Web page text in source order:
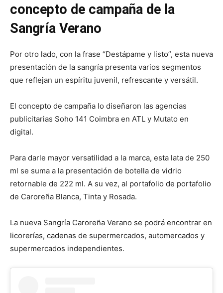
concepto de campaña de la
Sangría Verano
Por otro lado, con la frase “Destápame y listo”, esta nueva
presentación de la sangría presenta varios segmentos
que reflejan un espíritu juvenil, refrescante y versátil.
El concepto de campaña lo diseñaron las agencias
publicitarias Soho 141 Coimbra en ATL y Mutato en
digital.
Para darle mayor versatilidad a la marca, esta lata de 250
ml se suma a la presentación de botella de vidrio
retornable de 222 ml. A su vez, al portafolio de portafolio
de Caroreña Blanca, Tinta y Rosada.
La nueva Sangría Caroreña Verano se podrá encontrar en
licorerías, cadenas de supermercados, automercados y
supermercados independientes.